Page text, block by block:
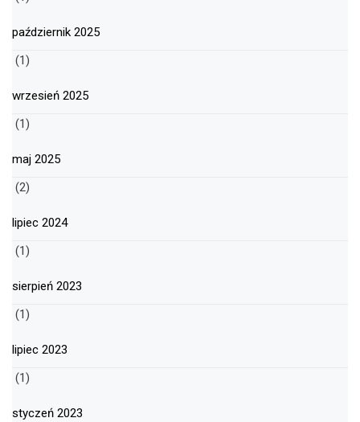
październik 2025
(1)
wrzesień 2025
(1)
maj 2025
(2)
lipiec 2024
(1)
sierpień 2023
(1)
lipiec 2023
(1)
styczeń 2023